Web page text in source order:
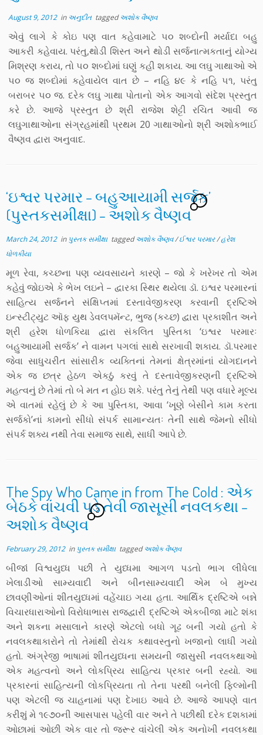
August 9, 2012in અનુદીત taggedઅશોક વૈષ્ણવ
એવું લાગે કે કોઇ પણ વાત કહેવામાટે ૫૦ શબ્દોની મર્યાદા બહુ
આકરી કહેવાય. પરંતુ,થોડી શિસ્ત અને થોડી સર્જનાત્મકતાનું યોગ્ય
મિશ્રણ કરાય, તો ૫૦ શબ્દોમાં ઘણું કહી શકાય. આ લઘુ ગાથાઓ એ
૫૦ જ શબ્દોમાં કહેવાયેલ વાત છે – નહિ ૪૯ કે નહિ ૫૧, પરંતુ
બરાબર ૫૦ જ. દરેક લઘુ ગાથા પોતાનો એક આગવો સંદેશ પ્રસ્તુત
કરે છે. આજે પ્રસ્તુત છે શ્રી રાજેશ શેટ્ટી રચિત આવી જ
લઘુગાથાઓના સંગ્રહમાંથી પ્રથમ 20 ગાથાઓનો શ્રી અશોકભાઈ
વૈષ્ણવ દ્વારા અનુવાદ.
‘ઇશ્વર પરમાર – બહુઆયામી સર્જક’
(પુસ્તકસમીક્ષા) – અશોક વૈષ્ણવ
1
March 24, 2012in પુસ્તક સમીક્ષા taggedઅશોક વૈષ્ણવ/ઈશ્વર પરમાર/હરેશ
ધોળકીયા
મૂળ રેવા, કચ્છના પણ વ્યવસાયને કારણે – જો કે ખરેખર તો એમ
કહેવું જોઇએ કે ભેખ લઇને – દ્વારકા સ્થિર થયેલા ડૉ. ઇશ્વર પરમારનાં
સાહિત્ય સર્જનને સંક્ષિપ્તમાં દસ્તાવેજીકરણ કરવાની દ્રષ્ટિએ
ઇન્સ્ટીટ્યુટ ઑફ યુથ ડેવલપમૅન્ટ, ભુજ (કચ્છ) દ્વારા પ્રકાશીત અને
શ્રી હરેશ ધોળકિયા દ્વારા સંકલિત પુસ્તિકા ‘ઇશ્વર પરમારઃ
બહુઆયામી સર્જક’ ને વામન પગલાં સાથે સરખાવી શકાય. ડૉ.પરમાર
જેવા સાધુચરીત સાંસારીક વ્યક્તિનાં તેમનાં ક્ષેત્રમાંનાં યોગદાનને
એક જ છત્ર હેઠળ એકઠું કરવું તે દસ્તાવેજીકરણની દ્રષ્ટિએ
મહત્વનું છે તેમાં તો બે મત ન હોઇ શકે. પરંતુ તેનું તેથી પણ વધારે મૂલ્ય
એ વાતમાં રહેલું છે કે આ પુસ્તિકા, આવા ‘ખૂણે બેસીને કામ કરતા
સર્જકો’નાં કામનો સીધો સંપર્ક સામાન્યતઃ તેની સાથે જેમનો સીધો
સંપર્ક શક્ય નથી તેવા સમાજ સાથે, સાધી આપે છે.
The Spy Who Came in from The Cold : એક
બેઠકે વાંચવી પડે તેવી જાસૂસી નવલકથા –
અશોક વૈષ્ણવ
2
February 29, 2012in પુસ્તક સમીક્ષા taggedઅશોક વૈષ્ણવ
બીજાં વિશ્વયુધ્ધ પછી તે યુધ્ધમા આગળ પડતો ભાગ લીધેલા
ખેલાડીઓ સામ્યવાદી અને બીનસામ્યવાદી એમ બે મુખ્ય
છાવણીઓનાં શીતયુધ્ધમાં વહેંચાઇ ગયા હતા. આર્થિક દ્રષ્ટિએ બન્ને
વિચારધારાઓનો વિરોધાભાસ રાજદ્વારી દ્રષ્ટિએ એકબીજા માટે શંકા
અને શકના મસાલાને કારણે એટલો બધો ગૂઢ બની ગયો હતો કે
નવલકથાકારોને તો તેમાંથી રોચક કથાવસ્તુનો ખજાનો લાધી ગયો
હતો. અંગ્રેજી ભાષામાં શીતયુધ્ધના સમયની જાસુસી નવલકથાઓ
એક મહત્વનો અને લોકપ્રિય સાહિત્ય પ્રકાર બની રહ્યો. આ
પ્રકારનાં સાહિત્યની લોકપ્રિયતા તો તેના પરથી બનેલી ફિલ્મોની
પણ એટલી જ ચાહનામાં પણ દેખાઇ આવે છે. આજે આપણે વાત
કરીશું મે ૧૯૭૦ની આસપાસ પહેલી વાર અને તે પછીથી દરેક દશકામાં
ઓછામાં ઓછી એક વાર તો જરૂર વાંચેલી એક અનોખી નવલકથા